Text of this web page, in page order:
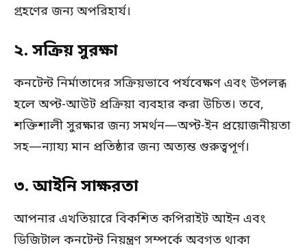
গ্রহণের জন্য অপরিহার্য।
২. সক্রিয় সুরক্ষা
কনটেন্ট নির্মাতাদের সক্রিয়ভাবে পর্যবেক্ষণ এবং উপলব্ধ
হলে অপ্ট-আউট প্রক্রিয়া ব্যবহার করা উচিত। তবে,
শক্তিশালী সুরক্ষার জন্য সমর্থন—অপ্ট-ইন প্রয়োজনীয়তা
সহ—ন্যায্য মান প্রতিষ্ঠার জন্য অত্যন্ত গুরুত্বপূর্ণ।
৩. আইনি সাক্ষরতা
আপনার এখতিয়ারে বিকশিত কপিরাইট আইন এবং
ডিজিটাল কনটেন্ট নিয়ন্ত্রণ সম্পর্কে অবগত থাকা